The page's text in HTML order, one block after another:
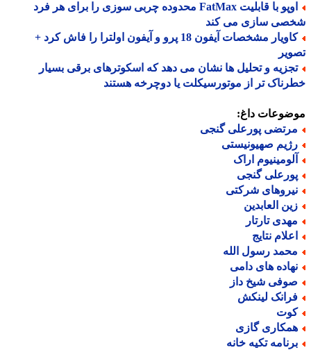
اوپو با قابلیت FatMax محدوده چربی سوزی را برای هر فرد
سازی می کند
کاویار مشخصات آیفون 18 پرو و آیفون اولترا را فاش کرد +
و تحلیل ها نشان می دهد که اسکوترهای برقی بسیار
تر از موتورسیکلت یا دوچرخه هستند
داغ:
پورعلی گنجی
صهیونیستی
اراک
گنجی
شرکتی
العابدین
تارتار
نتایج
رسول الله
های دامی
شیخ داز
لینکش
گازی
تکیه خانه